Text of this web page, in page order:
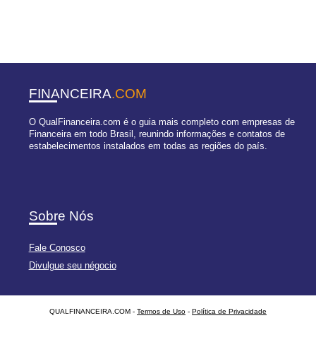
FINANCEIRA.COM
O QualFinanceira.com é o guia mais completo com empresas de
Financeira em todo Brasil, reunindo informações e contatos de
estabelecimentos instalados em todas as regiões do país.
Sobre Nós
Fale Conosco
Divulgue seu négocio
QUALFINANCEIRA.COM - Termos de Uso - Política de Privacidade